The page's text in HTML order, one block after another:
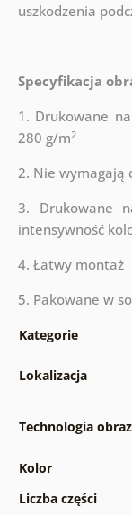
uszkodzenia
Specyfikacja
1. Drukowane
280 g/m2
2. Nie wymagają
3. Drukowane
intensywność
4. Łatwy montaż
5. Pakowane w
Kategorie
Lokalizacja
Technologia
Kolor
Liczba części